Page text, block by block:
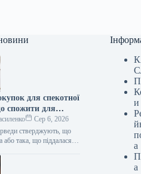
для спекотної
спожити для
та підтримки
Сер 6, 2026
стверджують, що
або така, що піддалася
ефект на організм У…
и
а
а